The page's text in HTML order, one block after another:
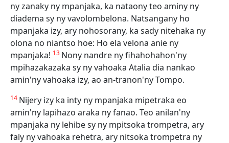
ny zanaky ny mpanjaka, ka nataony teo aminy ny
diadema sy ny vavolombelona. Natsangany ho
mpanjaka izy, ary nohosorany, ka sady nitehaka ny
olona no niantso hoe: Ho ela velona anie ny
mpanjaka! 13 Nony nandre ny fihahohahon'ny
mpihazakazaka sy ny vahoaka Atalia dia nankao
amin'ny vahoaka izy, ao an-tranon'ny Tompo.
14 Nijery izy ka inty ny mpanjaka mipetraka eo
amin'ny lapihazo araka ny fanao. Teo anilan'ny
mpanjaka ny lehibe sy ny mpitsoka trompetra, ary
faly ny vahoaka rehetra, ary nitsoka trompetra ny